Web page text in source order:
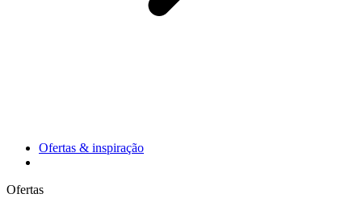
Ofertas & inspiração
Ofertas